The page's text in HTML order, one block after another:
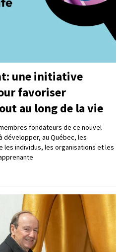
une initiative
favoriser
au long de la vie
fondateurs de ce nouvel
développer, au Québec, les
les individus, les organisations et les